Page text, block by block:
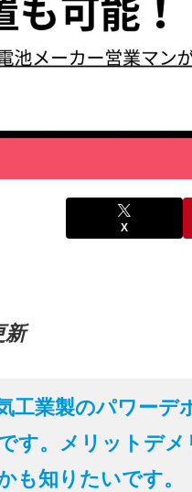
X
新
工業製のパワー
す。メリットデ
も知りたいです。